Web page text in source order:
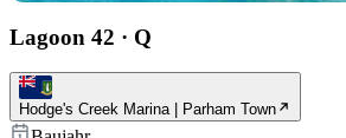
Lagoon 42 · Q
Hodge's Creek Marina | Parham Town